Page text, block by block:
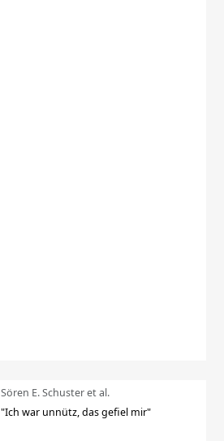
Sören E. Schuster et al.
"Ich war unnütz, das gefiel mir"